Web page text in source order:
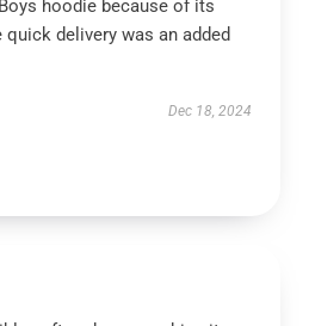
hoodie because of its
quick delivery was an added
Dec 18, 2024